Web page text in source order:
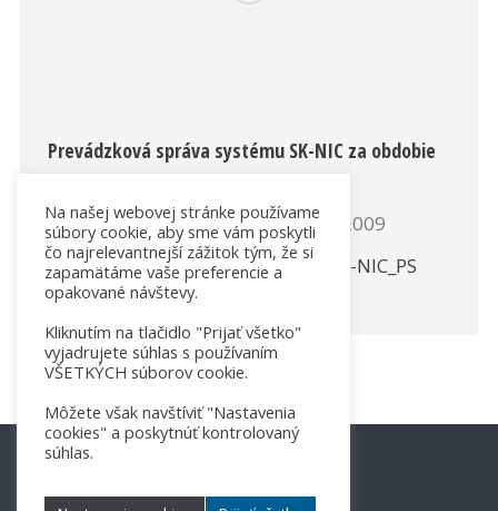
Prevádzková správa systému SK-NIC za obdobie
Správy BySK-NIC
1. decembra 2009
Názov dokumentu: 2009-11-30_SK-NIC_PS
(PDF)
Na našej webovej stránke používame
súbory cookie, aby sme vám poskytli
čo najrelevantnejší zážitok tým, že si
zapamätáme vaše preferencie a
opakované návštevy.
Kliknutím na tlačidlo "Prijať všetko"
vyjadrujete súhlas s používaním
VŠETKÝCH súborov cookie.
Môžete však navštíviť "Nastavenia
cookies" a poskytnúť kontrolovaný
súhlas.